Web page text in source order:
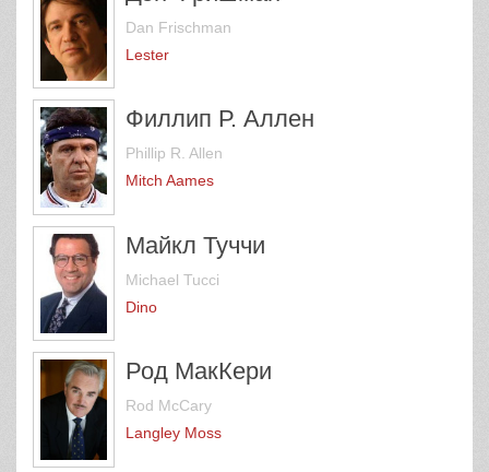
Dan Frischman
Lester
Филлип Р. Аллен
Phillip R. Allen
Mitch Aames
Майкл Туччи
Michael Tucci
Dino
Род МакКери
Rod McCary
Langley Moss